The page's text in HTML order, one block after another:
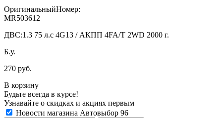
ОригинальныйНомер:
MR503612
ДВС:1.3 75 л.с 4G13 / АКПП 4FA/T 2WD 2000 г.
Б.у.
270 руб.
В корзину
Будьте всегда в курсе!
Узнавайте о скидках и акциях первым
Новости магазина Автовыбор 96